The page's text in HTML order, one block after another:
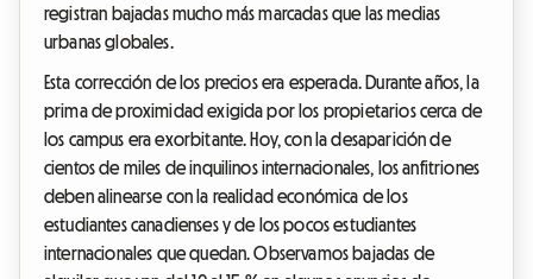
registran bajadas mucho más marcadas que las medias
urbanas globales.
Esta corrección de los precios era esperada. Durante años, la
prima de proximidad exigida por los propietarios cerca de
los campus era exorbitante. Hoy, con la desaparición de
cientos de miles de inquilinos internacionales, los anfitriones
deben alinearse con la realidad económica de los
estudiantes canadienses y de los pocos estudiantes
internacionales que quedan. Observamos bajadas de